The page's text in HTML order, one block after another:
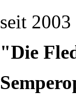
seit
"Die